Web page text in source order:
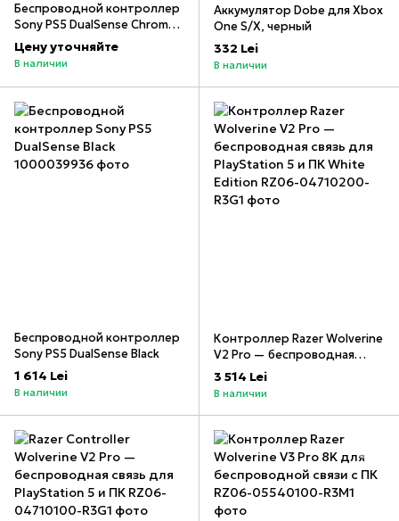
Беспроводной контроллер
Sony PS5 DualSense Chroma
Teal
Цену уточняйте
В наличии
Аккумулятор Dobe для Xbox
One S/X, черный
332 Lei
В наличии
Беспроводной контроллер
Sony PS5 DualSense Black
1 614 Lei
В наличии
Контроллер Razer Wolverine
V2 Pro — беспроводная
связь для PlayStation 5 и ПК
White Edition
3 514 Lei
В наличии